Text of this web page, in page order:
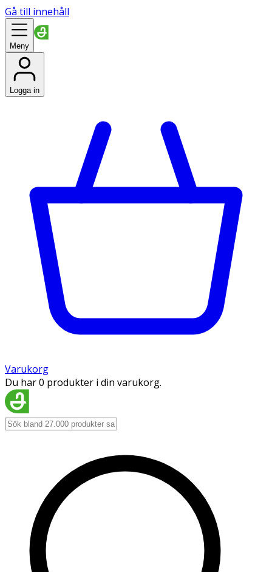
Gå till innehåll
Meny
Logga in
Varukorg
Du har 0 produkter i din varukorg.